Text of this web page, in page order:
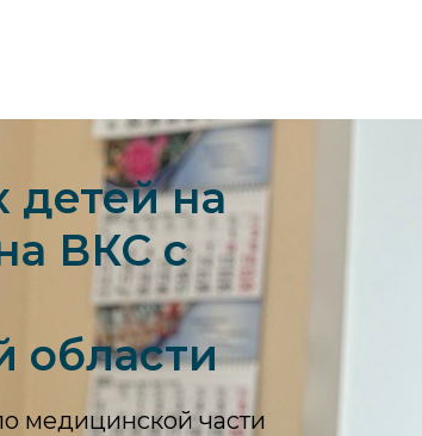
детей на
ВКС с
области
медицинской части